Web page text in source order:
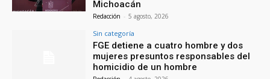
Michoacán
Redacción - 5 agosto, 2026
Sin categoría
FGE detiene a cuatro hombre y dos
mujeres presuntos responsables del
homicidio de un hombre